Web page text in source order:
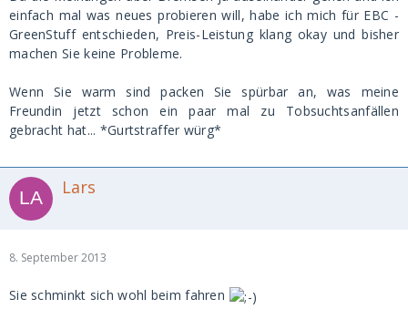
einfach mal was neues probieren will, habe ich mich für EBC -
GreenStuff entschieden, Preis-Leistung klang okay und bisher
machen Sie keine Probleme.
Wenn Sie warm sind packen Sie spürbar an, was meine
Freundin jetzt schon ein paar mal zu Tobsuchtsanfällen
gebracht hat... *Gurtstraffer würg*
Lars
8. September 2013
Sie schminkt sich wohl beim fahren